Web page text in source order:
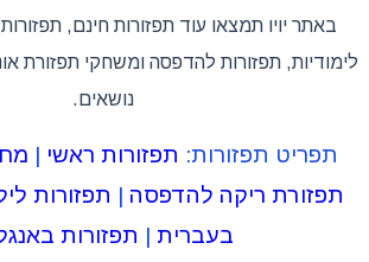
באתר יויו תמצאו עוד תפזורות חינם,
לימודיות, תפזורות להדפסה ומשחקי תפזורת
נושאים.
תפריט תפזורות: תפזורות ראשי |
תפזורת ריקה להדפסה | תפזורות
בעברית | תפזורות